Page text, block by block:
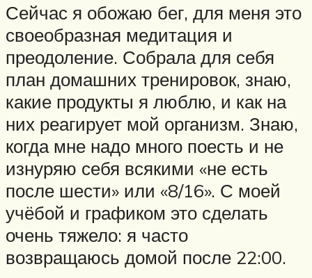
Сейчас я обожаю бег, для меня это
своеобразная медитация и
преодоление. Собрала для себя
план домашних тренировок, знаю,
какие продукты я люблю, и как на
них реагирует мой организм. Знаю,
когда мне надо много поесть и не
изнуряю себя всякими «не есть
после шести» или «8/16». С моей
учёбой и графиком это сделать
очень тяжело: я часто
возвращаюсь домой после 22:00.